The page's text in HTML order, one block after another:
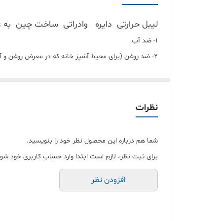
لیبل حرارتی دایره وادراتی ساخت چین
1- ضد آب
2- ضد روغن (برای محیط آشپز خانه که در معرض روغن و آب هست این لیبل بسیار مقاوم هست)
میشه برا ادرس استفاده کرد )
نظرات
شما هم درباره این محصول نظر خود را بنویسید.
برای ثبت نظر، لازم است ابتدا وارد حساب کاربری خود
افزودن نظر